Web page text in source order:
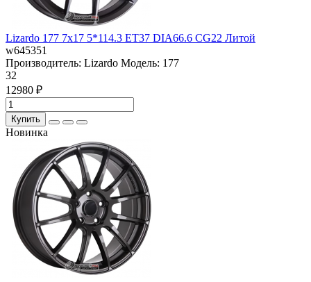
Lizardo 177 7x17 5*114.3 ET37 DIA66.6 CG22 Литой
w645351
Производитель: Lizardo Модель: 177
32
12980 ₽
Купить
Новинка